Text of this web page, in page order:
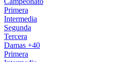
Primera
Intermedia
Segunda
Tercera
Damas +40
Primera